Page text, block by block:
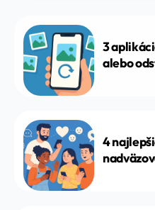
3
alebo
4